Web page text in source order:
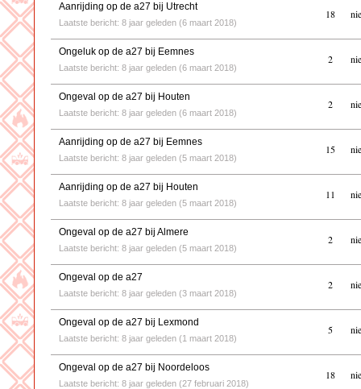
Aanrijding op de a27 bij Utrecht
Laatste bericht: 8 jaar geleden (6 maart 2018)
18
Ongeluk op de a27 bij Eemnes
Laatste bericht: 8 jaar geleden (6 maart 2018)
2
Ongeval op de a27 bij Houten
Laatste bericht: 8 jaar geleden (6 maart 2018)
2
Aanrijding op de a27 bij Eemnes
Laatste bericht: 8 jaar geleden (5 maart 2018)
15
Aanrijding op de a27 bij Houten
Laatste bericht: 8 jaar geleden (5 maart 2018)
11
Ongeval op de a27 bij Almere
Laatste bericht: 8 jaar geleden (5 maart 2018)
2
Ongeval op de a27
Laatste bericht: 8 jaar geleden (3 maart 2018)
2
Ongeval op de a27 bij Lexmond
Laatste bericht: 8 jaar geleden (1 maart 2018)
5
Ongeval op de a27 bij Noordeloos
Laatste bericht: 8 jaar geleden (27 februari 2018)
18